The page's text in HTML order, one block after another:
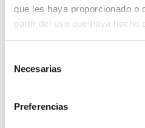
que les haya proporcionado o
partir del uso que haya hecho
Necesarias
Preferencias
jurídica que legitime
Derechos:Podrá
acceso, rectificación,
oposición a los datos en
derecho a presentar